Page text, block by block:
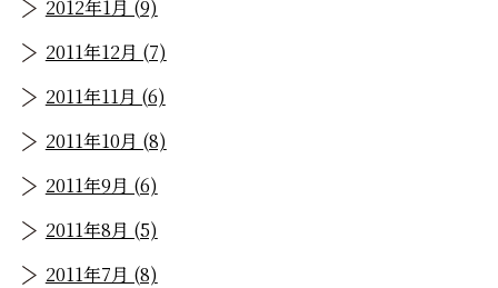
2012年1月 (9)
2011年12月 (7)
2011年11月 (6)
2011年10月 (8)
2011年9月 (6)
2011年8月 (5)
2011年7月 (8)